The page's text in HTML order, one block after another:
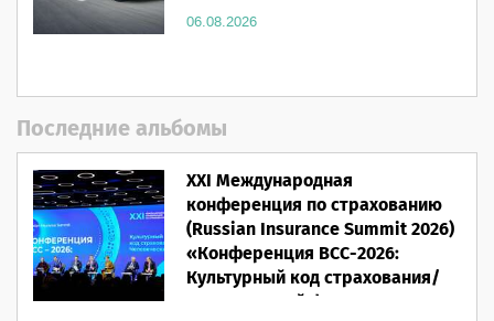
06.08.2026
Последние альбомы
XXI Международная
конференция по страхованию
(Russian Insurance Summit 2026)
«Конференция ВСС-2026:
Культурный код страхования/
Человеческий фактор»